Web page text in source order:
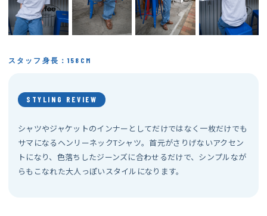
スタッフ身長：158CM
STYLING REVIEW
シャツやジャケットのインナーとしてだけではなく一枚だけでも
サマになるヘンリーネックTシャツ。首元がさりげないアクセン
トになり、色落ちしたジーンズに合わせるだけで、シンプルなが
らもこなれた大人っぽいスタイルになります。